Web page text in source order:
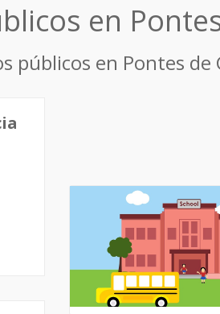
en
públicos en Pontes de